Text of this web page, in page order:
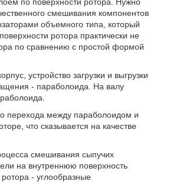
смешивания компонентов
объемного типа, который
ротора практически не
по сравнению с простой формой
устройство загрузки и выгрузки
- параболоида. На валу
перехода между параболоидом и
что сказывается на качестве
смешивания сыпучих
на внутреннюю поверхность
- углообразные